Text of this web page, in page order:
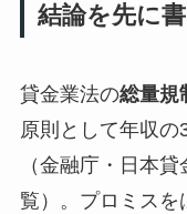
結論を先に
貸金業法の総量規
原則として年収
（金融庁・日本
覧）。プロミスを